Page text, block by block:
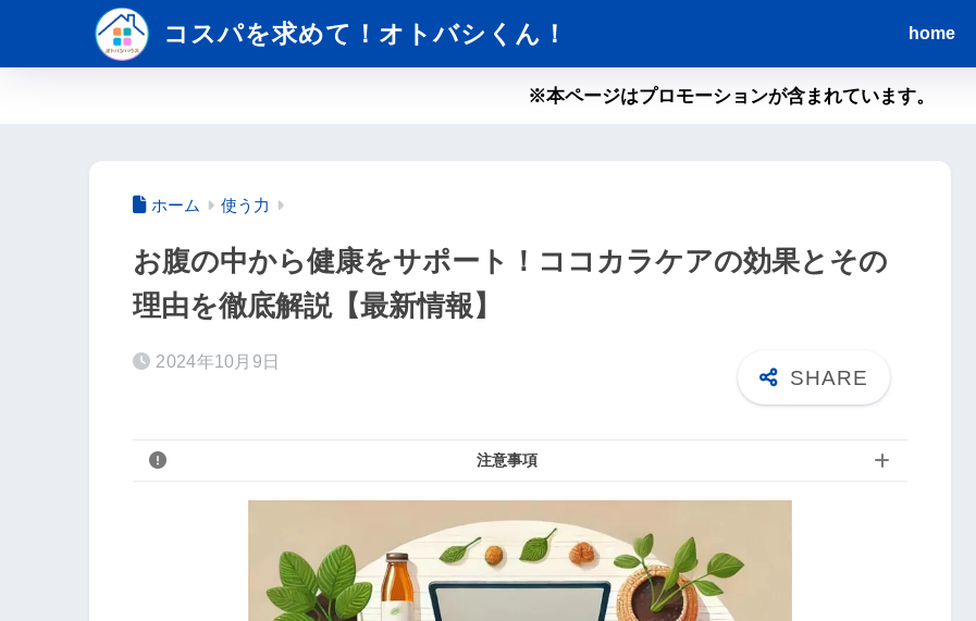
コスパを求めて！オトバシくん！ home
※本ページはプロモーションが含まれています。
ホーム 使う力
お腹の中から健康をサポート！ココカラケアの効果とその
理由を徹底解説【最新情報】
2024年10月9日
注意事項